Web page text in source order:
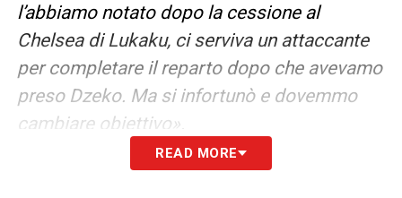
l’abbiamo notato dopo la cessione al
Chelsea di Lukaku, ci serviva un attaccante
per completare il reparto dopo che avevamo
preso Dzeko. Ma si infortunò e dovemmo
cambiare obiettivo».
LEGGI ALTRE NOTIZIE SU
READ MORE